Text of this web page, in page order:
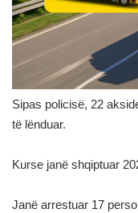
Sipas policisë, 22
të lënduar.
Kurse janë shqiptuar
Janë arrestuar 17